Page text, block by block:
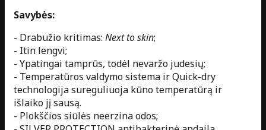
Savybės:
- Drabužio kritimas: Next to skin;
- Itin lengvi;
- Ypatingai tamprūs, todėl nevaržo judesių;
- Temperatūros valdymo sistema ir Quick-dry
technologija sureguliuoja kūno temperatūrą ir
išlaiko jį sausą.
- Plokščios siūlės neerzina odos;